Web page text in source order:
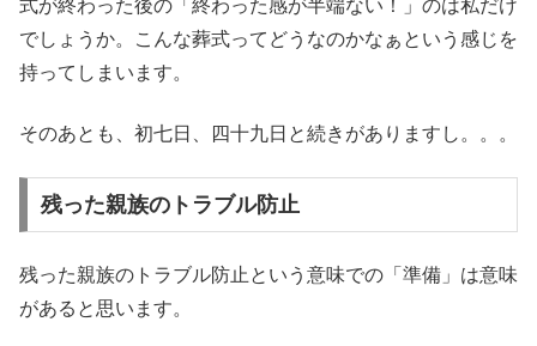
式が終わった後の「終わった感が半端ない！」のは私だけ
でしょうか。こんな葬式ってどうなのかなぁという感じを
持ってしまいます。
そのあとも、初七日、四十九日と続きがありますし。。。
残った親族のトラブル防止
残った親族のトラブル防止という意味での「準備」は意味
があると思います。